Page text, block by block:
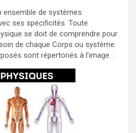
ensemble de systèmes
ses spécificités. Toute
se doit de comprendre pour
de chaque Corps ou système.
sont répertoriés à l’image :